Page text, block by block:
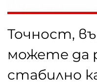
Точност,
можете да
стабилно